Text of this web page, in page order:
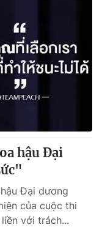
hậu Đại
Đại dương
của cuộc thi
với trách...